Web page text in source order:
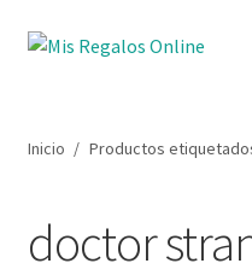
Secciones
Inicio / Productos
doctor